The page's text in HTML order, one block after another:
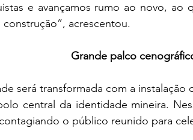
e avançamos rumo ao novo, ao
construção”, acrescentou.
Grande palco
será transformada com a
central da identidade mineira.
o público reunido para